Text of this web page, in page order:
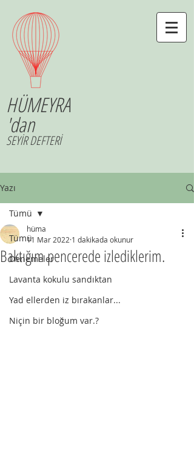
HÜMEYRA
'dan
SEYİR DEFTERİ
Yazı
Tümü
Denemeler
Lavanta kokulu sandıktan
Yad ellerden iz bırakanlar...
Niçin bir bloğum var.?
Tümü
Baktığım pencerede izlediklerim.
hüma
11 Mar 2022 1 dakikada okunur